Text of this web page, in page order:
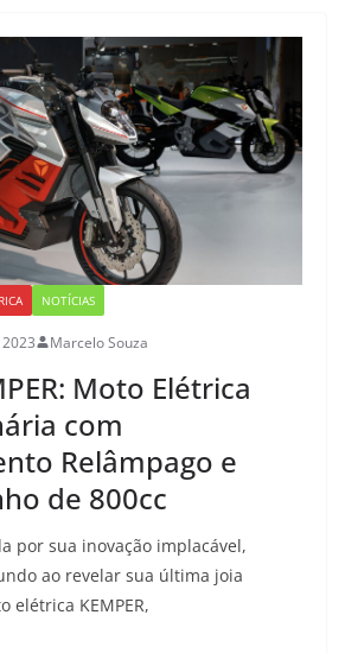
NOTÍCIAS
Marcelo Souza
Moto Elétrica
com
Relâmpago e
de 800cc
por sua inovação implacável,
ao revelar sua última joia
elétrica KEMPER,